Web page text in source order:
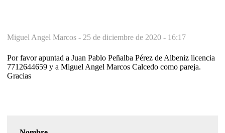
Miguel Angel Marcos - 25 de diciembre de 2020 - 16:17
Por favor apuntad a Juan Pablo Peñalba Pérez de Albeniz licencia
7712644659 y a Miguel Angel Marcos Calcedo como pareja.
Gracias